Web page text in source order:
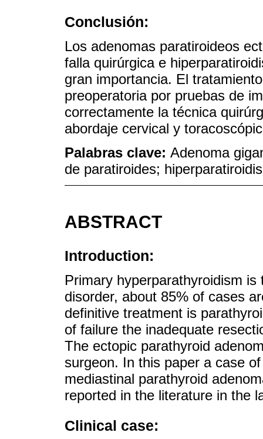
Conclusión:
Los adenomas paratiroideos
falla quirúrgica e
gran importancia. El
preoperatoria por pruebas de
correctamente la técnica
abordaje cervical y
Palabras clave: Adenoma
de paratiroides;
ABSTRACT
Introduction:
Primary hyperparathyroidism
disorder, about 85% of cases
definitive treatment is
of failure the inadequate
The ectopic parathyroid
surgeon. In this paper a case
mediastinal parathyroid
reported in the literature in the
Clinical case: